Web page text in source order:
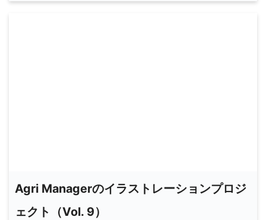
Agri Managerのイラストレーションプロジ
ェクト（Vol. 9）